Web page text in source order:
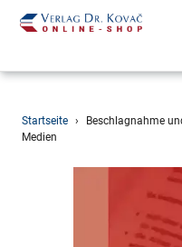
Direkt
zum
Startseite ›
Beschlagnahme
Medien